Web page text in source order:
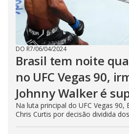
DO R7/06/04/2024
Brasil tem noite
no UFC Vegas 90,
Johnny Walker é
Na luta principal do UFC Vegas
Chris Curtis por decisão dividida